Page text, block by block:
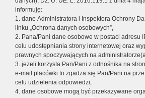
informuję:
1. dane Administratora i Inspektora Ochrony
linku „Ochrona danych osobowych”,
2. Pana/Pani dane osobowe w postaci adresu
celu udostępniania strony internetowej oraz
prawnych spoczywających na
3. jeżeli korzysta Pan/Pani z odnośnika na
e-mail placówki to zgadza się Pan/Pani na
celu udzielenia odpowiedzi,
4. dane osobowe mogą być przekazywane